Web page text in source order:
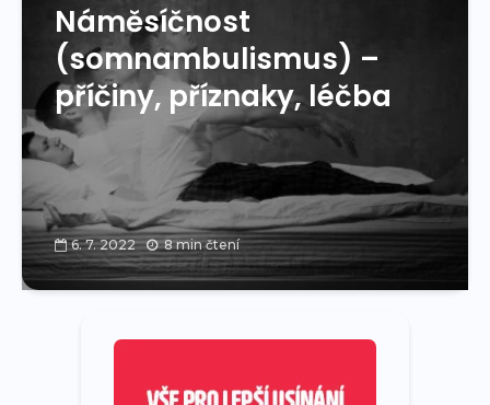
Náměsíčnost
(somnambulismus) –
příčiny, příznaky, léčba
6. 7. 2022 8 min čtení